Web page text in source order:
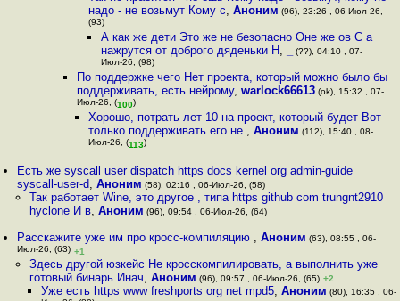
надо - не возьмут Кому с,Аноним (96), 23:26 , 06-Июл-26,
(93)
А как же дети Это же не безопасно Оне же ов С а
нажрутся от доброго дяденьки Н, (??), 04:10 , 07-
Июл-26, (98)
По поддержке чего Нет проекта, который можно было бы
поддерживать, есть нейрому, warlock66613(ok), 15:32 , 07-
Июл-26, (100)
Хорошо, потрать лет 10 на проект, который будет Вот
только поддерживать его не ,Аноним (112), 15:40 , 08-
Июл-26, (113)
Есть же syscall user dispatch https docs kernel org admin-guide
syscall-user-d,Аноним (58), 02:16 , 06-Июл-26, (58)
Так работает Wine, это другое , типа https github com trungnt2910
hyclone И в, Аноним (96), 09:54 , 06-Июл-26, (64)
Расскажите уже им про кросс-компиляцию ,Аноним (63), 08:55 , 06-
Июл-26, (63) +1
Здесь другой юзкейс Не кросскомпилировать, а выполнить уже
готовый бинарь Инач, Аноним (96), 09:57 , 06-Июл-26, (65) +2
Уже есть https www freshports org net mpd5, Аноним (80), 16:35 , 06-